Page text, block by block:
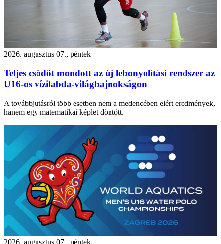
2026. augusztus 07., péntek
Teljes csődöt mondott az új lebonyolítási rendszer az
U16-os vízilabda-világbajnokságon
A továbbjutásról több esetben nem a medencében elért eredmények,
hanem egy matematikai képlet döntött.
2026. augusztus 07., péntek